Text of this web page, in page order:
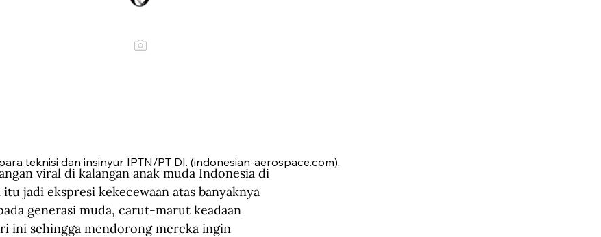
teknisi dan insinyur IPTN/PT DI. (indonesian-aerospace.com).
viral di kalangan anak muda Indonesia di
jadi ekspresi kekecewaan atas banyaknya
generasi muda, carut-marut keadaan
ini sehingga mendorong mereka ingin